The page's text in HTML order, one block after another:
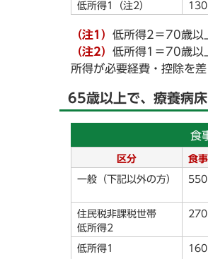
低所得1（注2） 130
（注1） 低所得2＝70歳以
（注2） 低所得1＝70歳以
所得が必要経費・控除を
65歳以上で、療養病
食
区分 食
一般（下記以外の方） 550
住民税非課税世帯
低所得2
270
低所得1 160